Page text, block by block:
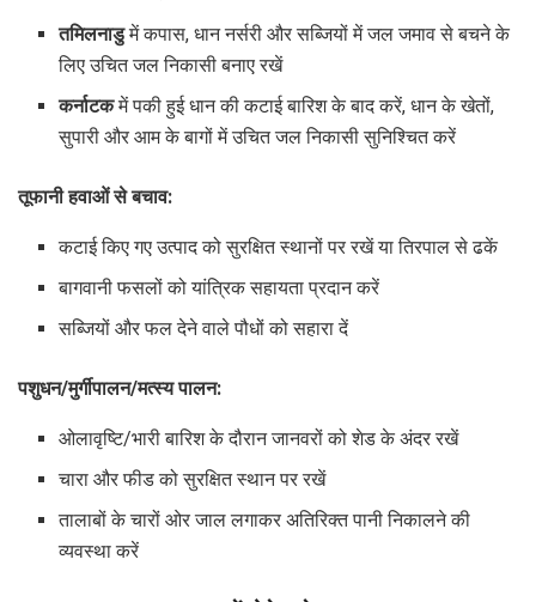
तमिलनाडुमें कपास, धान नर्सरी और सब्जियों में जल जमाव से बचने के
लिए उचित जल निकासी बनाए रखें
कर्नाटकमें पकी हुई धान की कटाई बारिश के बाद करें, धान के खेतों,
सुपारी और आम के बागों में उचित जल निकासी सुनिश्चित करें
तूफानी हवाओं से बचाव:
कटाई किए गए उत्पाद को सुरक्षित स्थानों पर रखें या तिरपाल से ढकें
बागवानी फसलों को यांत्रिक सहायता प्रदान करें
सब्जियों और फल देने वाले पौधों को सहारा दें
पशुधन/मुर्गीपालन/मत्स्य पालन:
ओलावृष्टि/भारी बारिश के दौरान जानवरों को शेड के अंदर रखें
चारा और फीड को सुरक्षित स्थान पर रखें
तालाबों के चारों ओर जाल लगाकर अतिरिक्त पानी निकालने की
व्यवस्था करें